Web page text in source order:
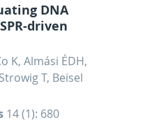
DNA
driven
K, Almási ÉDH,
T, Beisel
14 (1): 680